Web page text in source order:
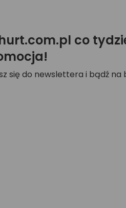
co
się do newslettera i bądź na